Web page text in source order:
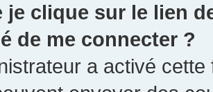
je clique sur le lien
de me connecter ?
a activé